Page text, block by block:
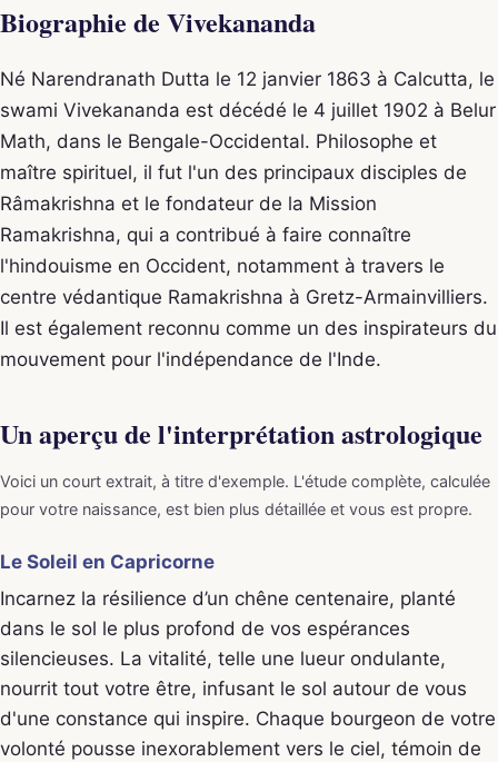
Biographie de Vivekananda
Né Narendranath Dutta le 12 janvier 1863 à Calcutta, le
swami Vivekananda est décédé le 4 juillet 1902 à Belur
Math, dans le Bengale-Occidental. Philosophe et
maître spirituel, il fut l'un des principaux disciples de
Râmakrishna et le fondateur de la Mission
Ramakrishna, qui a contribué à faire connaître
l'hindouisme en Occident, notamment à travers le
centre védantique Ramakrishna à Gretz-Armainvilliers.
Il est également reconnu comme un des inspirateurs du
mouvement pour l'indépendance de l'Inde.
Un aperçu de l'interprétation astrologique
Voici un court extrait, à titre d'exemple. L'étude complète, calculée
pour votre naissance, est bien plus détaillée et vous est propre.
Le Soleil en Capricorne
Incarnez la résilience d’un chêne centenaire, planté
dans le sol le plus profond de vos espérances
silencieuses. La vitalité, telle une lueur ondulante,
nourrit tout votre être, infusant le sol autour de vous
d'une constance qui inspire. Chaque bourgeon de votre
volonté pousse inexorablement vers le ciel, témoin de